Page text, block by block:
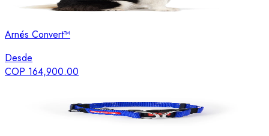
Arnés Convert™
Desde
COP 164,900.00